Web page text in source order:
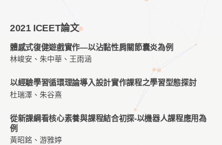
2021 ICEET論文
體感式復健遊戲實作—以沾黏性肩關節囊炎為例
林峻安、朱中華、王雨涵
以經驗學習循環理論導入設計實作課程之學習型態探討
杜瑞澤、朱谷熹
從新課綱看核心素養與課程結合初探-以機器人課程應用為
例
黃昭銘、游雅婷